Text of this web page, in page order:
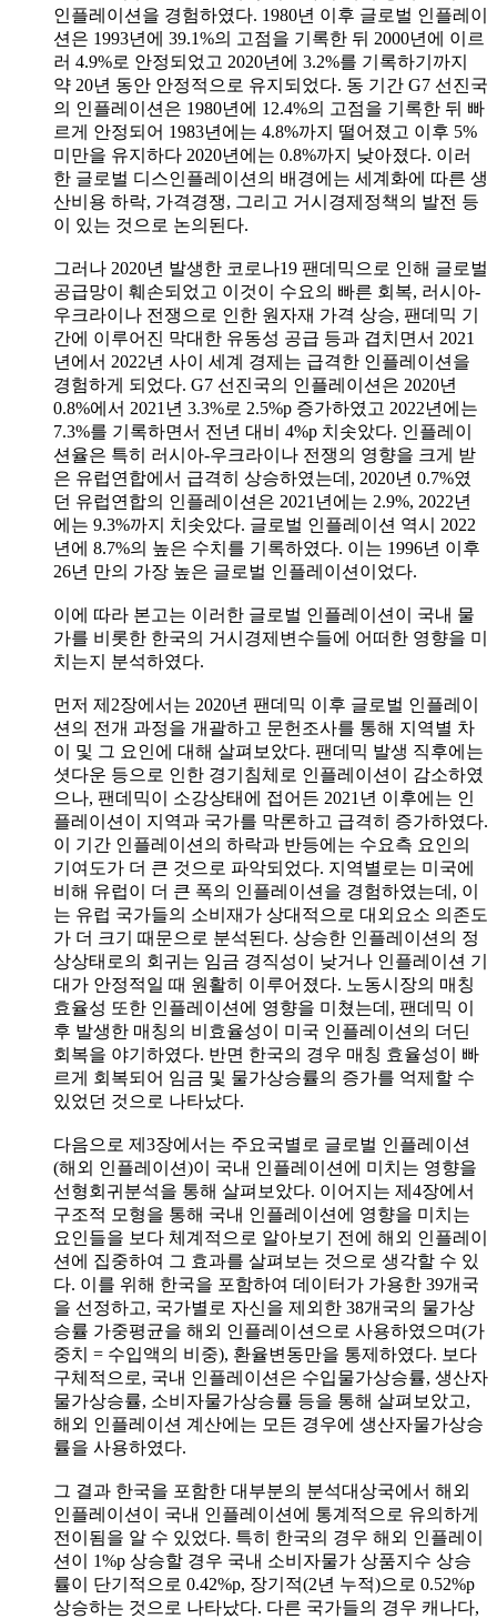
인플레이션을 경험하였다. 1980년 이후 글로벌 인플레이
션은 1993년에 39.1%의 고점을 기록한 뒤 2000년에 이르
러 4.9%로 안정되었고 2020년에 3.2%를 기록하기까지
약 20년 동안 안정적으로 유지되었다. 동 기간 G7 선진국
의 인플레이션은 1980년에 12.4%의 고점을 기록한 뒤 빠
르게 안정되어 1983년에는 4.8%까지 떨어졌고 이후 5%
미만을 유지하다 2020년에는 0.8%까지 낮아졌다. 이러
한 글로벌 디스인플레이션의 배경에는 세계화에 따른 생
산비용 하락, 가격경쟁, 그리고 거시경제정책의 발전 등
이 있는 것으로 논의된다.
그러나 2020년 발생한 코로나19 팬데믹으로 인해 글로벌
공급망이 훼손되었고 이것이 수요의 빠른 회복, 러시아-
우크라이나 전쟁으로 인한 원자재 가격 상승, 팬데믹 기
간에 이루어진 막대한 유동성 공급 등과 겹치면서 2021
년에서 2022년 사이 세계 경제는 급격한 인플레이션을
경험하게 되었다. G7 선진국의 인플레이션은 2020년
0.8%에서 2021년 3.3%로 2.5%p 증가하였고 2022년에는
7.3%를 기록하면서 전년 대비 4%p 치솟았다. 인플레이
션율은 특히 러시아-우크라이나 전쟁의 영향을 크게 받
은 유럽연합에서 급격히 상승하였는데, 2020년 0.7%였
던 유럽연합의 인플레이션은 2021년에는 2.9%, 2022년
에는 9.3%까지 치솟았다. 글로벌 인플레이션 역시 2022
년에 8.7%의 높은 수치를 기록하였다. 이는 1996년 이후
26년 만의 가장 높은 글로벌 인플레이션이었다.
이에 따라 본고는 이러한 글로벌 인플레이션이 국내 물
가를 비롯한 한국의 거시경제변수들에 어떠한 영향을 미
치는지 분석하였다.
먼저 제2장에서는 2020년 팬데믹 이후 글로벌 인플레이
션의 전개 과정을 개괄하고 문헌조사를 통해 지역별 차
이 및 그 요인에 대해 살펴보았다. 팬데믹 발생 직후에는
셧다운 등으로 인한 경기침체로 인플레이션이 감소하였
으나, 팬데믹이 소강상태에 접어든 2021년 이후에는 인
플레이션이 지역과 국가를 막론하고 급격히 증가하였다.
이 기간 인플레이션의 하락과 반등에는 수요측 요인의
기여도가 더 큰 것으로 파악되었다. 지역별로는 미국에
비해 유럽이 더 큰 폭의 인플레이션을 경험하였는데, 이
는 유럽 국가들의 소비재가 상대적으로 대외요소 의존도
가 더 크기 때문으로 분석된다. 상승한 인플레이션의 정
상상태로의 회귀는 임금 경직성이 낮거나 인플레이션 기
대가 안정적일 때 원활히 이루어졌다. 노동시장의 매칭
효율성 또한 인플레이션에 영향을 미쳤는데, 팬데믹 이
후 발생한 매칭의 비효율성이 미국 인플레이션의 더딘
회복을 야기하였다. 반면 한국의 경우 매칭 효율성이 빠
르게 회복되어 임금 및 물가상승률의 증가를 억제할 수
있었던 것으로 나타났다.
다음으로 제3장에서는 주요국별로 글로벌 인플레이션
(해외 인플레이션)이 국내 인플레이션에 미치는 영향을
선형회귀분석을 통해 살펴보았다. 이어지는 제4장에서
구조적 모형을 통해 국내 인플레이션에 영향을 미치는
요인들을 보다 체계적으로 알아보기 전에 해외 인플레이
션에 집중하여 그 효과를 살펴보는 것으로 생각할 수 있
다. 이를 위해 한국을 포함하여 데이터가 가용한 39개국
을 선정하고, 국가별로 자신을 제외한 38개국의 물가상
승률 가중평균을 해외 인플레이션으로 사용하였으며(가
중치 = 수입액의 비중), 환율변동만을 통제하였다. 보다
구체적으로, 국내 인플레이션은 수입물가상승률, 생산자
물가상승률, 소비자물가상승률 등을 통해 살펴보았고,
해외 인플레이션 계산에는 모든 경우에 생산자물가상승
률을 사용하였다.
그 결과 한국을 포함한 대부분의 분석대상국에서 해외
인플레이션이 국내 인플레이션에 통계적으로 유의하게
전이됨을 알 수 있었다. 특히 한국의 경우 해외 인플레이
션이 1%p 상승할 경우 국내 소비자물가 상품지수 상승
률이 단기적으로 0.42%p, 장기적(2년 누적)으로 0.52%p
상승하는 것으로 나타났다. 다른 국가들의 경우 캐나다,